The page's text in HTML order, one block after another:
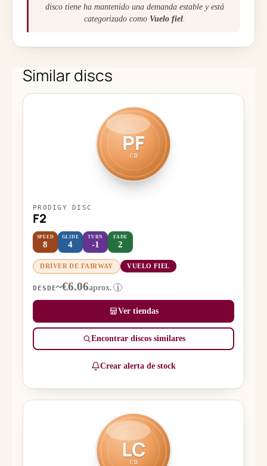
disco tiene ha mantenido una demanda estable y está
categorizado como Vuelo fiel.
Similar discs
PF
CD
PRODIGY DISC
F2
SPEED
8
GLIDE
4
TURN
-1
FADE
2
DRIVER DE FAIRWAY VUELO FIEL
DESDE~€6.06aprox. i
Ver tiendas
Encontrar discos similares
Crear alerta de stock
LC
CD